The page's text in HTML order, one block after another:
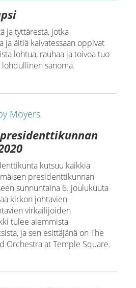
ja tyttärestä, jotka
ja äitiä kaivatessaan oppivat
lohtua, rauhaa ja toivoa tuo
sanoma.
kutsuu kaikkia
presidenttikunnan
sunnuntaina 6. joulukuuta
kirkon johtavien
virkailijoiden
tulee aiemmista
ja sen esittäjänä on The
Orchestra at Temple Square.